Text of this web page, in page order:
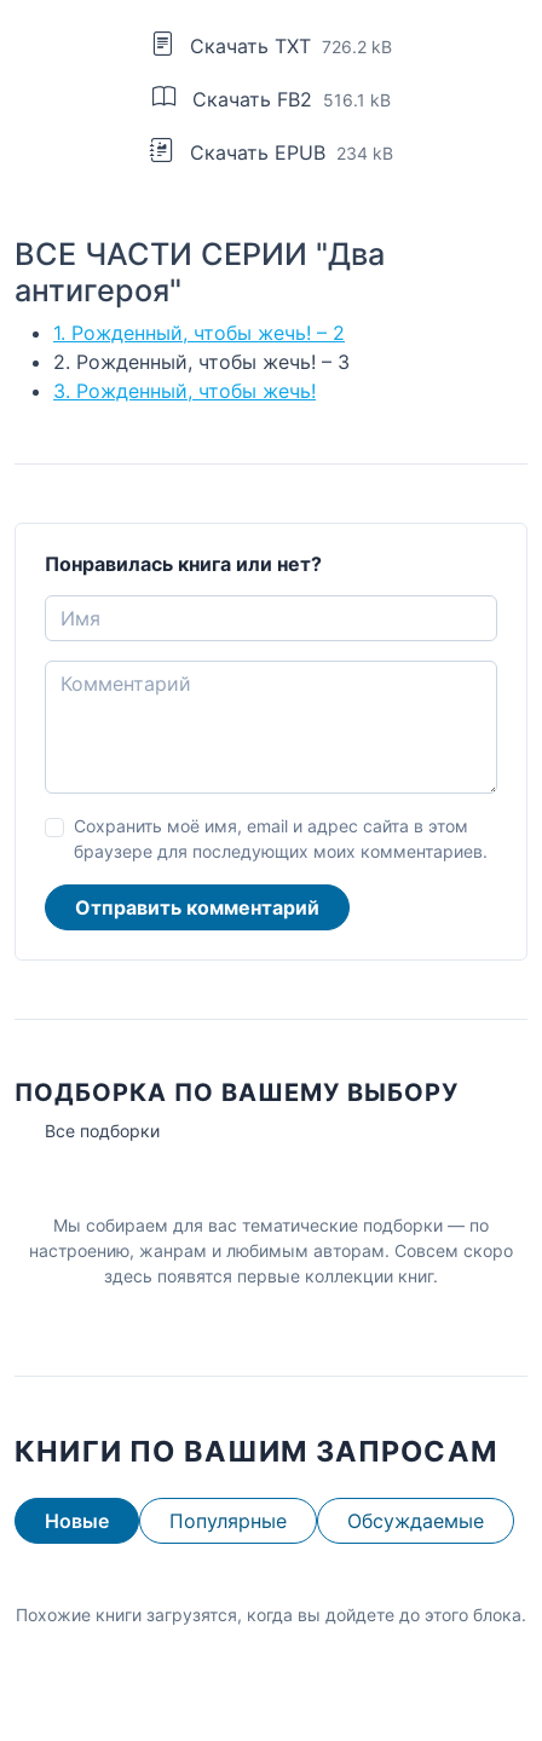
Скачать TXT 726.2 kB
Скачать FB2 516.1 kB
Скачать EPUB 234 kB
ВСЕ ЧАСТИ СЕРИИ "Два
антигероя"
1. Рожденный, чтобы жечь! – 2
2. Рожденный, чтобы жечь! – 3
3. Рожденный, чтобы жечь!
Понравилась книга или нет?
Сохранить моё имя, email и адрес сайта в этом
браузере для последующих моих комментариев.
Отправить комментарий
ПОДБОРКА ПО ВАШЕМУ ВЫБОРУ
Все подборки
Мы собираем для вас тематические подборки — по
настроению, жанрам и любимым авторам. Совсем скоро
здесь появятся первые коллекции книг.
КНИГИ ПО ВАШИМ ЗАПРОСАМ
Новые Популярные Обсуждаемые
Похожие книги загрузятся, когда вы дойдете до этого блока.